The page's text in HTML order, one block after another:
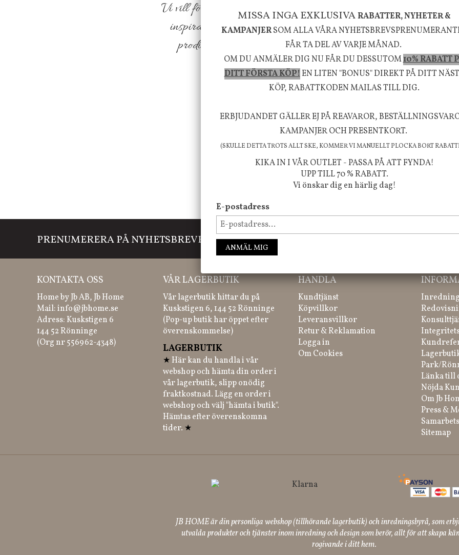
Vi vill förmedla känsla, upplevelse och välbefinnande för dig
inspiration från naturen och dess färgpalett erbjuder vi
produkter som ökar trivsel i ditt hem och ger det lilla extra
välmående!
FÖLJ OSS PÅ INSTAGRAM @JBHOME
PRENUMERERA PÅ NYHETSBREVET Missa inte våra nyheter, kampanjer och roliga happenings!
KONTAKTA OSS
Home by Jb AB, Jb Home
Mail:info@jbhome.se
Adress: Kuskstigen 6
144 52 Rönninge
(Org nr 556962-4348)
VÅR LAGERBUTIK
Vår lagerbutik hittar du på
Kuskstigen 6, 144 52 Rönninge
(Pop-up butik har öppet efter
överenskommelse)
LAGERBUTIK
★ Här kan du handla i vår
webshop och hämta din order i
vår lagerbutik, slipp onödig
fraktkostnad. Lägg en order i
webshop och välj "hämta i butik".
Hämtas efter överenskomna
tider. ★
HANDLA
Kundtjänst
Köpvillkor
Leveransvillkor
Retur & Reklamation
Logga in
Om Cookies
Park/
Länka till
Nöjda
Om Jb
Press &
Sitemap
JB HOME är din personliga webshop (tillhörande lagerbutik) och inredningsbyrå, som
utvalda produkter och tjänster inom inredning och design som berör, allt för att skapa
rogivande i ditt hem.
MISSA INGA EXKLUSIVARABATTER, NYHETER &
KAMPANJERSOM ALLA VÅRA
FÅR TA DEL AV VARJE MÅNAD.
OM DU ANMÄLER DIG NU FÅR DU DESSUTOM10% RABATT
DITT FÖRSTA KÖP!EN LITEN "BONUS" DIREKT PÅ DITT
KÖP, RABATTKODEN MAILAS TILL DIG.
ERBJUDANDET GÄLLER EJ PÅ REAVAROR,
KAMPANJER OCH PRESENTKORT.
(SKULLE DETTA TROTS ALLT SKE, KOMMER VI MANUELLT PLOCKA BORT
KIKA IN I VÅR OUTLET - PASSA PÅ ATT FYNDA!
UPP TILL 70 % RABATT.
Vi önskar dig en härlig dag!
E-postadress
ANMÄL MIG